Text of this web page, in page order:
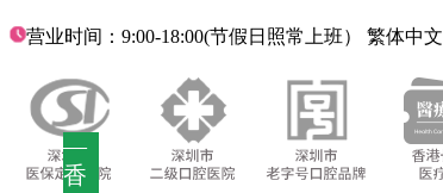
—
香
营业时间：9:00-18:00(节假日照常上班） 繁体中文